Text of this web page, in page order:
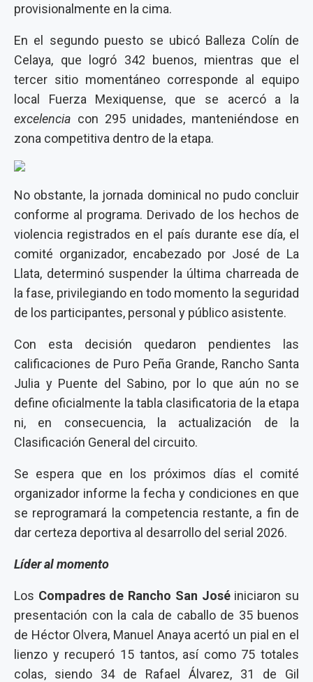
provisionalmente en la cima.
En el segundo puesto se ubicó Balleza Colín de
Celaya, que logró 342 buenos, mientras que el
tercer sitio momentáneo corresponde al equipo
local Fuerza Mexiquense, que se acercó a la
excelencia con 295 unidades, manteniéndose en
zona competitiva dentro de la etapa.
No obstante, la jornada dominical no pudo concluir
conforme al programa. Derivado de los hechos de
violencia registrados en el país durante ese día, el
comité organizador, encabezado por José de La
Llata, determinó suspender la última charreada de
la fase, privilegiando en todo momento la seguridad
de los participantes, personal y público asistente.
Con esta decisión quedaron pendientes las
calificaciones de Puro Peña Grande, Rancho Santa
Julia y Puente del Sabino, por lo que aún no se
define oficialmente la tabla clasificatoria de la etapa
ni, en consecuencia, la actualización de la
Clasificación General del circuito.
Se espera que en los próximos días el comité
organizador informe la fecha y condiciones en que
se reprogramará la competencia restante, a fin de
dar certeza deportiva al desarrollo del serial 2026.
Líder al momento
Los Compadres de Rancho San Joséiniciaron su
presentación con la cala de caballo de 35 buenos
de Héctor Olvera, Manuel Anaya acertó un pial en el
lienzo y recuperó 15 tantos, así como 75 totales
colas, siendo 34 de Rafael Álvarez, 31 de Gil